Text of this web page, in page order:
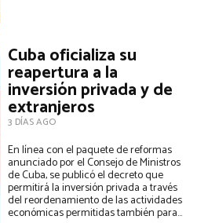
Cuba oficializa su
reapertura a la
inversión privada y de
extranjeros
3 DÍAS AGO
En línea con el paquete de reformas
anunciado por el Consejo de Ministros
de Cuba, se publicó el decreto que
permitirá la inversión privada a través
del reordenamiento de las actividades
económicas permitidas también para...